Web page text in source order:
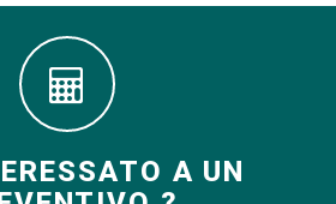
A UN